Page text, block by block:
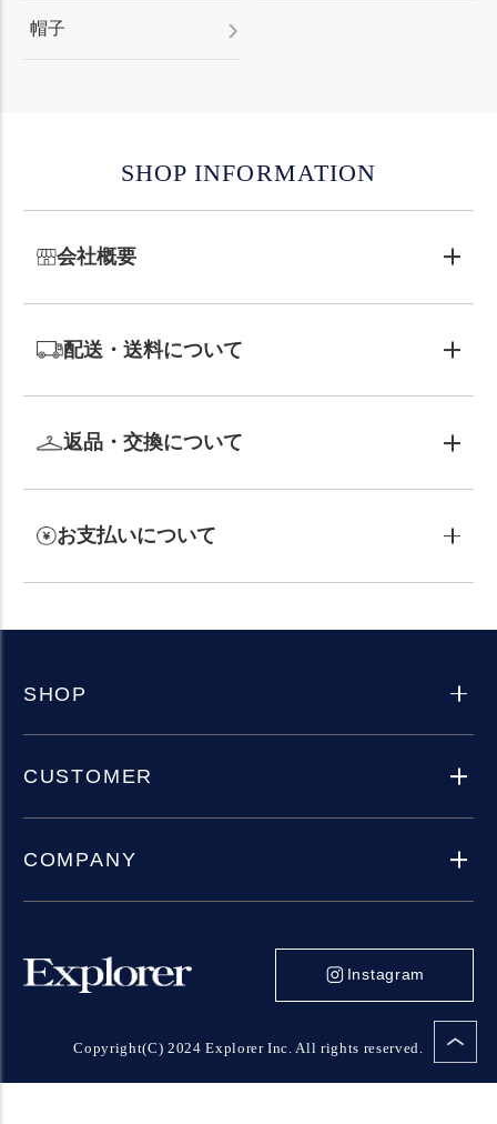
帽子
SHOP INFORMATION
会社概要
配送・送料について
返品・交換について
お支払いについて
SHOP
CUSTOMER
COMPANY
Instagram
Copyright(C) 2024 Explorer Inc. All rights reserved.